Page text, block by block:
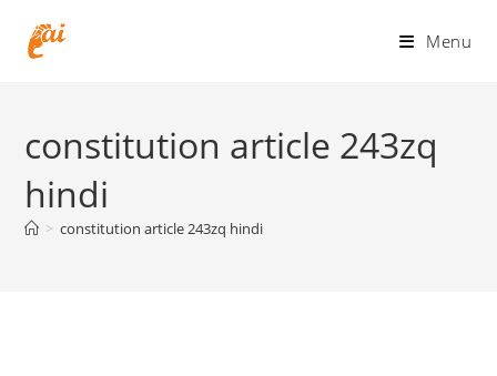
Menu
constitution article 243zq
hindi
> constitution article 243zq hindi